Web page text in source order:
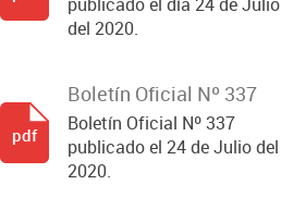
del 2020.
Boletín Oficial Nº 337
Boletín Oficial Nº 337
publicado el 24 de Julio del
2020.
pdf